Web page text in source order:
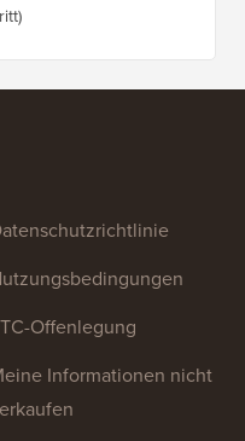
Offenlegung
Informationen nicht